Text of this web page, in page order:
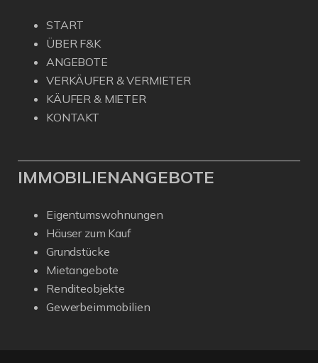
START
ÜBER F&K
ANGEBOTE
VERKÄUFER & VERMIETER
KÄUFER & MIETER
KONTAKT
IMMOBILIENANGEBOTE
Eigentumswohnungen
Häuser zum Kauf
Grundstücke
Mietangebote
Renditeobjekte
Gewerbeimmobilien